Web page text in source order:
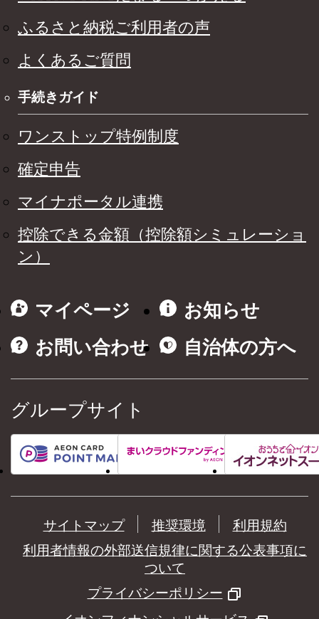
ふるさと納税ご利用者の声
よくあるご質問
手続きガイド
ワンストップ特例制度
確定申告
マイナポータル連携
控除できる金額（控除額シミュレーショ
ン）
マイページ
お知らせ
お問い合わせ
自治体の方へ
グループサイト
サイトマップ 推奨環境
利用規約
利用者情報の外部送信規律に関する公表事項に
ついて
プライバシーポリシー